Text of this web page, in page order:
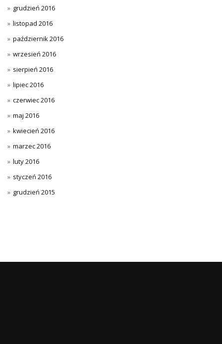
grudzień 2016
listopad 2016
październik 2016
wrzesień 2016
sierpień 2016
lipiec 2016
czerwiec 2016
maj 2016
kwiecień 2016
marzec 2016
luty 2016
styczeń 2016
grudzień 2015